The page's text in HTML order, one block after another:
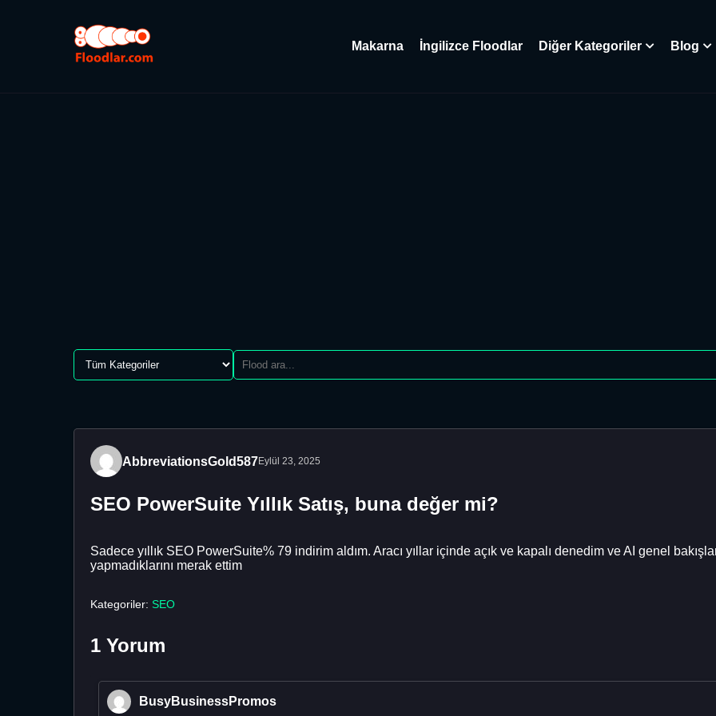
Makarna İngilizce Floodlar Diğer Kategoriler Blog
AbbreviationsGold587Eylül 23, 2025
SEO PowerSuite Yıllık Satış, buna değer mi?
Sadece yıllık SEO PowerSuite% 79 indirim aldım. Aracı yıllar içinde açık ve kapalı denedim ve AI genel
yapmadıklarını merak ettim
Kategoriler: SEO
1 Yorum
BusyBusinessPromos